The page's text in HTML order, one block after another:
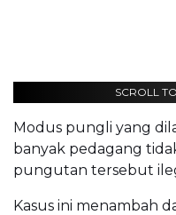
SCROLL
Modus pungli yang
banyak pedagang
pungutan tersebut
Kasus ini menambah